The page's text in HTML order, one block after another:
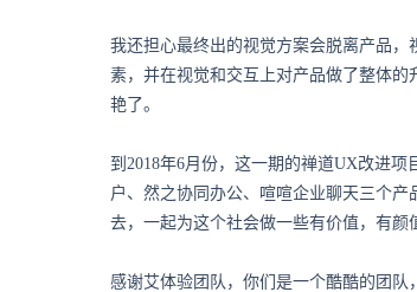
我还担心最终出的视觉方案会脱离产品
素，并在视觉和交互上对产品做了整体
艳了。
到2018年6月份，这一期的禅道UX改进
户 、然之协同办公、喧喧企业聊天三个
去，一起为这个社会做一些有价值，有颜
感谢艾体验团队，你们是一个酷酷的团队